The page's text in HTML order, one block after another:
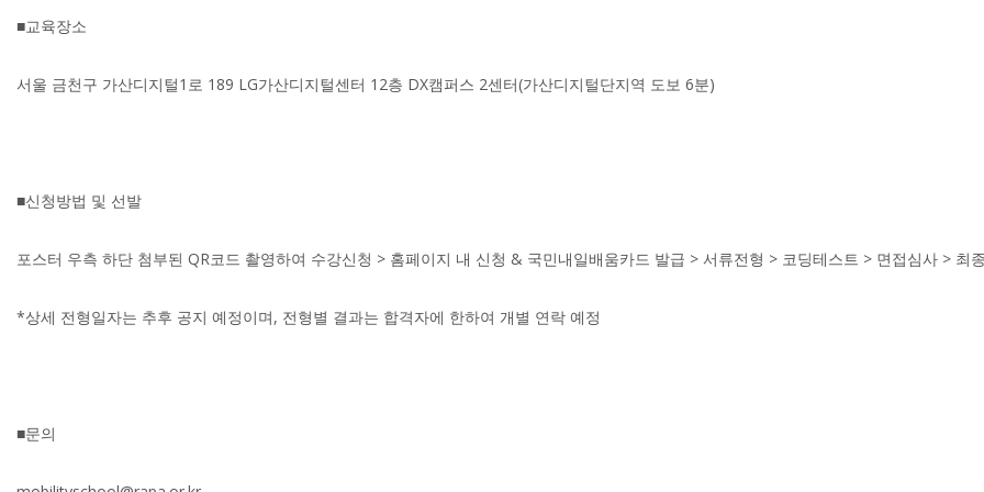
■교육장소
서울 금천구 가산디지털1로 189 LG가산디지털센터 12층 DX캠퍼스 2센터(가산디지털단지역 도보 6분)
■신청방법 및 선발
포스터 우측 하단 첨부된 QR코드 촬영하여 수강신청 > 홈페이지 내 신청 & 국민내일배움카드 발급 > 서류전형 > 코딩테스트 > 면접심사 > 최
*상세 전형일자는 추후 공지 예정이며, 전형별 결과는 합격자에 한하여 개별 연락 예정
■문의